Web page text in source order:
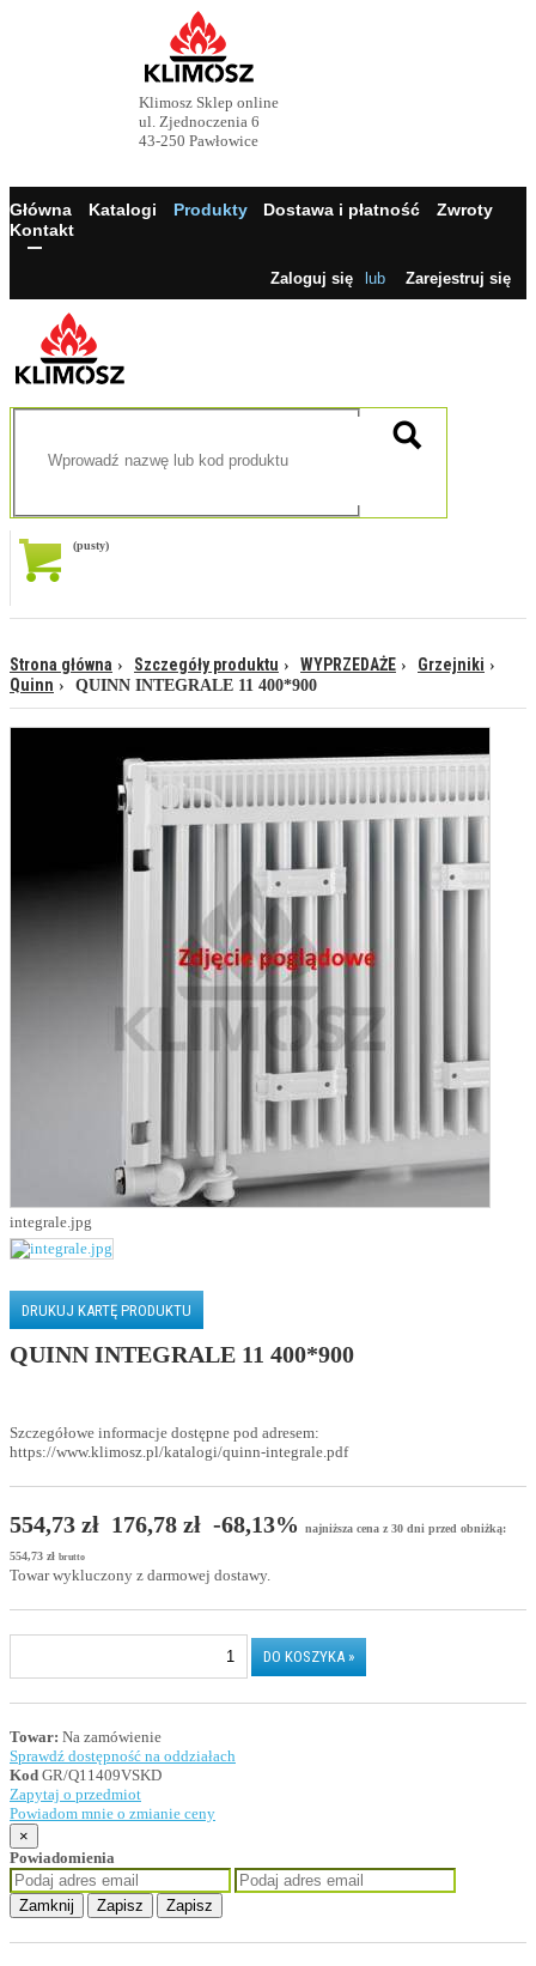
Klimosz Sklep online
ul. Zjednoczenia 6
43-250 Pawłowice
Główna Katalogi Produkty Dostawa i płatność
Zwroty
Kontakt
Zaloguj się lub Zarejestruj się
(pusty)
Strona główna Szczegóły produktu WYPRZEDAŻE
Grzejniki
Quinn
QUINN INTEGRALE 11 400*900
integrale.jpg
DRUKUJ KARTĘ PRODUKTU
QUINN INTEGRALE 11 400*900
Szczegółowe informacje dostępne pod adresem:
https://www.klimosz.pl/katalogi/quinn-integrale.pdf
554,73 zł 176,78 zł -68,13% najniższa cena z 30 dni przed obniżką:
554,73 zł brutto
Towar wykluczony z darmowej dostawy.
Towar: Na zamówienie
Sprawdź dostępność na oddziałach
Kod GR/Q11409VSKD
Zapytaj o przedmiot
Powiadom mnie o zmianie ceny
×
Powiadomienia
Zamknij Zapisz Zapisz